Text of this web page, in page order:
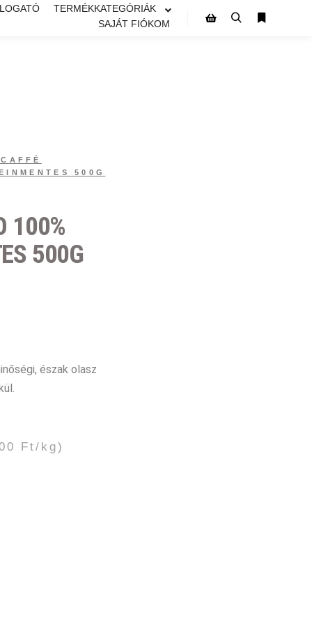
TERMÉKKATEGÓRIÁK
SAJÁT FIÓKOM
500G
100%
500G
észak olasz
Ft/kg)